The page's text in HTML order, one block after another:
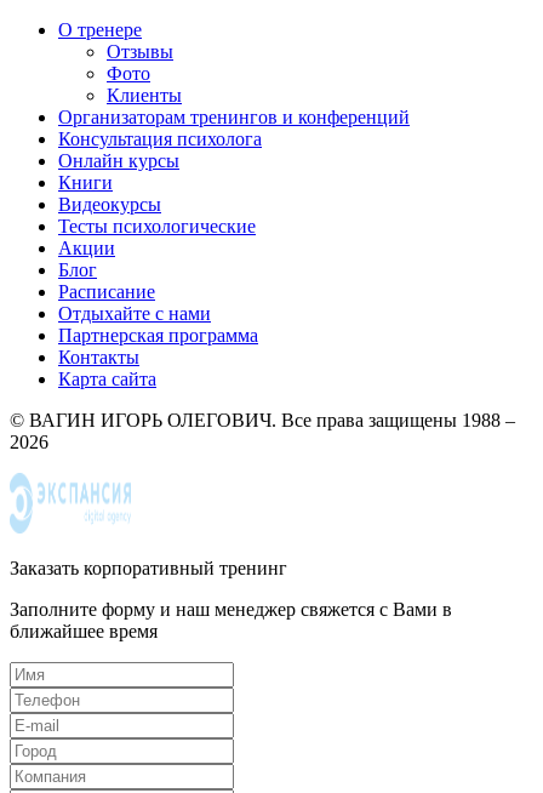
О тренере
Отзывы
Фото
Клиенты
Организаторам тренингов и конференций
Консультация психолога
Онлайн курсы
Книги
Видеокурсы
Тесты психологические
Акции
Блог
Расписание
Отдыхайте с нами
Партнерская программа
Контакты
Карта сайта
© ВАГИН ИГОРЬ ОЛЕГОВИЧ. Все права защищены 1988 –
2026
Заказать корпоративный тренинг
Заполните форму и наш менеджер свяжется с Вами в
ближайшее время